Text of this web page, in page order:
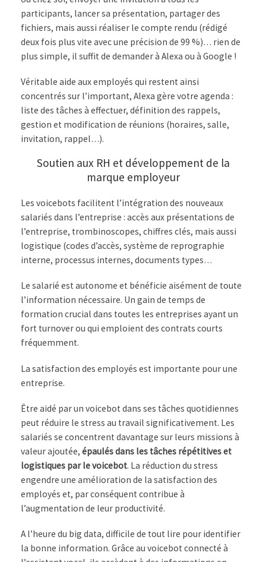
participants, lancer sa présentation, partager des
fichiers, mais aussi réaliser le compte rendu (rédigé
deux fois plus vite avec une précision de 99 %)… rien de
plus simple, il suffit de demander à Alexa ou à Google !
Véritable aide aux employés qui restent ainsi
concentrés sur l’important, Alexa gère votre agenda :
liste des tâches à effectuer, définition des rappels,
gestion et modification de réunions (horaires, salle,
invitation, rappel…).
Soutien aux RH et développement de la
marque employeur
Les voicebots facilitent l’intégration des nouveaux
salariés dans l’entreprise : accès aux présentations de
l’entreprise, trombinoscopes, chiffres clés, mais aussi
logistique (codes d’accès, système de reprographie
interne, processus internes, documents types…
Le salarié est autonome et bénéficie aisément de toute
l’information nécessaire. Un gain de temps de
formation crucial dans toutes les entreprises ayant un
fort turnover ou qui emploient des contrats courts
fréquemment.
La satisfaction des employés est importante pour une
entreprise.
Être aidé par un voicebot dans ses tâches quotidiennes
peut réduire le stress au travail significativement. Les
salariés se concentrent davantage sur leurs missions à
valeur ajoutée, épaulés dans les tâches répétitives et
logistiques par le voicebot. La réduction du stress
engendre une amélioration de la satisfaction des
employés et, par conséquent contribue à
l’augmentation de leur productivité.
A l’heure du big data, difficile de tout lire pour identifier
la bonne information. Grâce au voicebot connecté à